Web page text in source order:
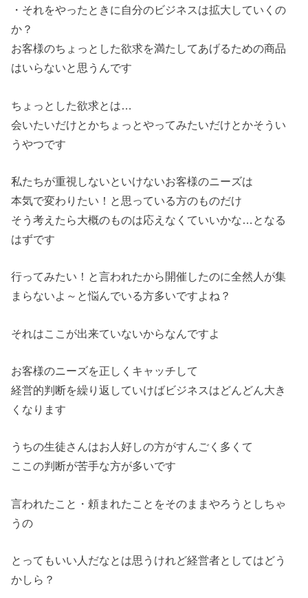
・それをやったときに自分のビジネスは拡大していくの
か？
お客様のちょっとした欲求を満たしてあげるための商品
はいらないと思うんです
ちょっとした欲求とは…
会いたいだけとかちょっとやってみたいだけとかそうい
うやつです
私たちが重視しないといけないお客様のニーズは
本気で変わりたい！と思っている方のものだけ
そう考えたら大概のものは応えなくていいかな…となる
はずです
行ってみたい！と言われたから開催したのに全然人が集
まらないよ～と悩んでいる方多いですよね？
それはここが出来ていないからなんですよ
お客様のニーズを正しくキャッチして
経営的判断を繰り返していけばビジネスはどんどん大き
くなります
うちの生徒さんはお人好しの方がすんごく多くて
ここの判断が苦手な方が多いです
言われたこと・頼まれたことをそのままやろうとしちゃ
うの
とってもいい人だなとは思うけれど経営者としてはどう
かしら？